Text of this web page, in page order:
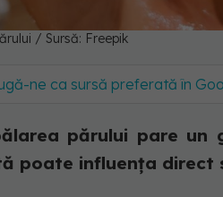
/ Sursă: Freepik
ne ca sursă preferată în
părului pare un
poate influența direct